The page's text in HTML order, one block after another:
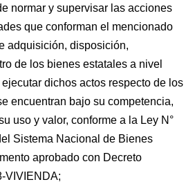
normar y supervisar las acciones
que conforman el mencionado
adquisición, disposición,
de los bienes estatales a nivel
dichos actos respecto de los
encuentran bajo su competencia,
uso y valor, conforme a la Ley N°
Sistema Nacional de Bienes
aprobado con Decreto
VIVIENDA;